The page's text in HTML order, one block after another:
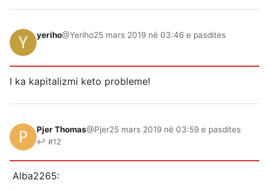
yeriho@Yeriho25 mars 2019 në 03:46 e pasdites
I ka kapitalizmi keto probleme!
Pjer Thomas@Pjer25 mars 2019 në 03:59 e pasdites
↩ #12
Alba2265: